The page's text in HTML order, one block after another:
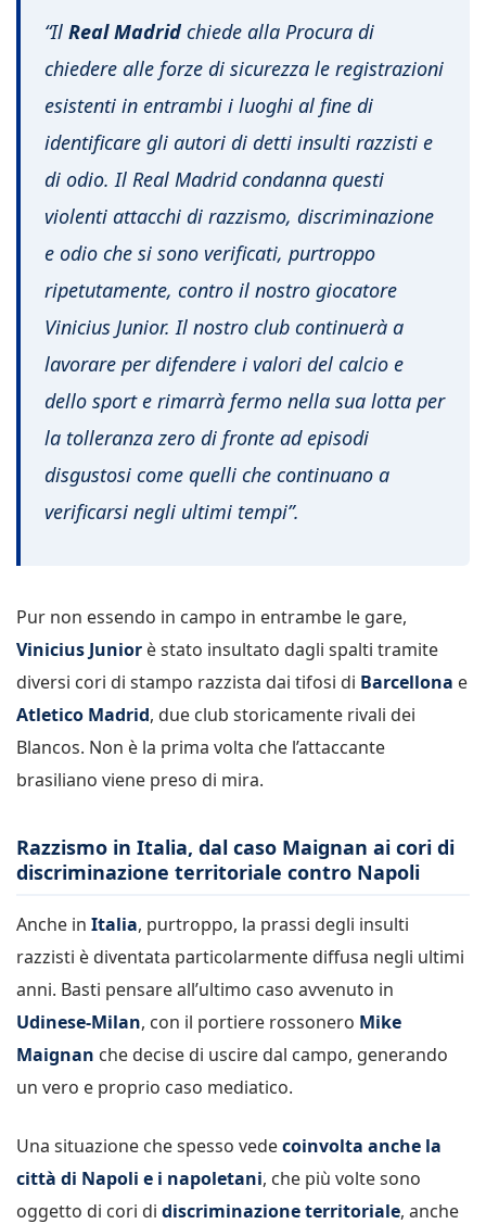
“Il Real Madrid chiede alla Procura di
chiedere alle forze di sicurezza le registrazioni
esistenti in entrambi i luoghi al fine di
identificare gli autori di detti insulti razzisti e
di odio. Il Real Madrid condanna questi
violenti attacchi di razzismo, discriminazione
e odio che si sono verificati, purtroppo
ripetutamente, contro il nostro giocatore
Vinicius Junior. Il nostro club continuerà a
lavorare per difendere i valori del calcio e
dello sport e rimarrà fermo nella sua lotta per
la tolleranza zero di fronte ad episodi
disgustosi come quelli che continuano a
verificarsi negli ultimi tempi”.
Pur non essendo in campo in entrambe le gare,
Vinicius Junior è stato insultato dagli spalti tramite
diversi cori di stampo razzista dai tifosi di Barcellona e
Atletico Madrid, due club storicamente rivali dei
Blancos. Non è la prima volta che l’attaccante
brasiliano viene preso di mira.
Razzismo in Italia, dal caso Maignan ai cori di
discriminazione territoriale contro Napoli
Anche in Italia, purtroppo, la prassi degli insulti
razzisti è diventata particolarmente diffusa negli ultimi
anni. Basti pensare all’ultimo caso avvenuto in
Udinese-Milan, con il portiere rossonero Mike
Maignan che decise di uscire dal campo, generando
un vero e proprio caso mediatico.
Una situazione che spesso vedecoinvolta anche la
città di Napoli e i napoletani, che più volte sono
oggetto di cori di discriminazione territoriale, anche